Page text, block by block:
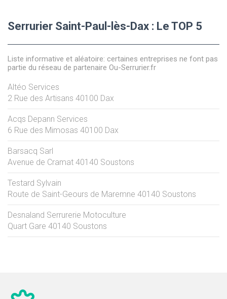
Serrurier Saint-Paul-lès-Dax : Le TOP 5
Liste informative et aléatoire: certaines entreprises ne font pas
partie du réseau de partenaire Ou-Serrurier.fr
Altéo Services
2 Rue des Artisans 40100 Dax
Acqs Depann Services
6 Rue des Mimosas 40100 Dax
Barsacq Sarl
Avenue de Cramat 40140 Soustons
Testard Sylvain
Route de Saint-Geours de Maremne 40140 Soustons
Desnaland Serrurerie Motoculture
Quart Gare 40140 Soustons